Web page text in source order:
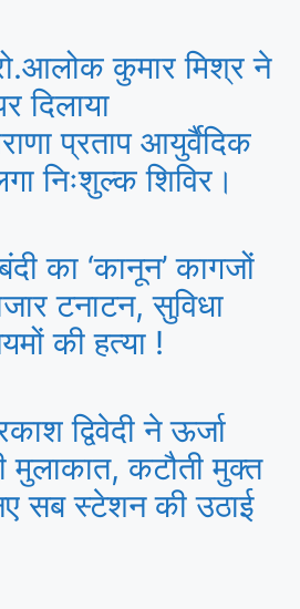
कुमार मिश्र ने
दिलाया
प्रताप आयुर्वैदिक
निःशुल्क शिविर।
का ‘कानून’ कागजों
टनाटन, सुविधा
की हत्या !
द्विवेदी ने ऊर्जा
मुलाकात, कटौती मुक्त
सब स्टेशन की उठाई